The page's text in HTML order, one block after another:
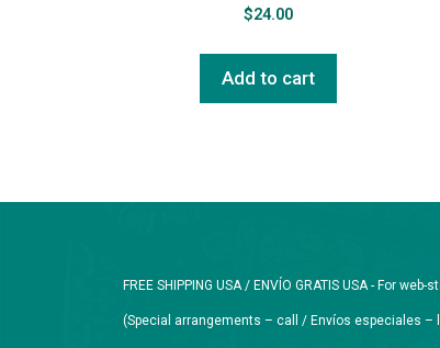
$24.00
Add to cart
FREE SHIPPING USA / ENVÍO GRATIS USA - For
(Special arrangements – call / Envíos especiales –